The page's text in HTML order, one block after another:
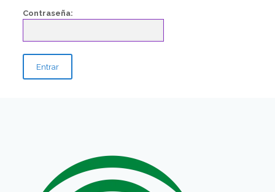
Contraseña: